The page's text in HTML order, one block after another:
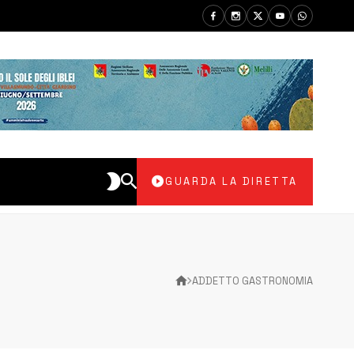
GUARDA LA DIRETTA
ADDETTO GASTRONOMIA